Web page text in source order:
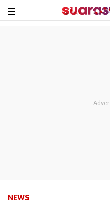
NEWS